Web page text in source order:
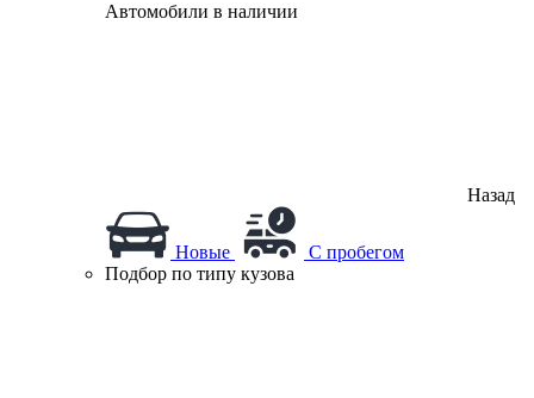
Автомобили в наличии
Назад
Новые
С пробегом
Подбор по типу кузова